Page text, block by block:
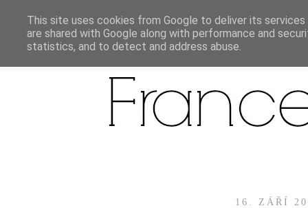
16. ZÁŘÍ
This site uses cookies from Google to deliver its
are shared with Google along with performance and
statistics, and to detect and address abuse.